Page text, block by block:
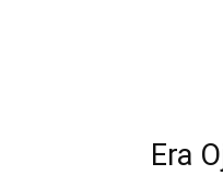
Era